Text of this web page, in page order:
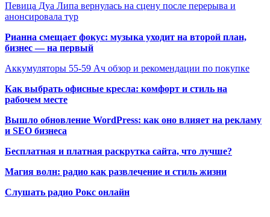
Певица Дуа Липа вернулась на сцену после перерыва и
анонсировала тур
Рианна смещает фокус: музыка уходит на второй план,
бизнес — на первый
Аккумуляторы 55-59 Ач обзор и рекомендации по покупке
Как выбрать офисные кресла: комфорт и стиль на
рабочем месте
Вышло обновление WordPress: как оно влияет на рекламу
и SEO бизнеса
Бесплатная и платная раскрутка сайта, что лучше?
Магия волн: радио как развлечение и стиль жизни
Слушать радио Рокс онлайн